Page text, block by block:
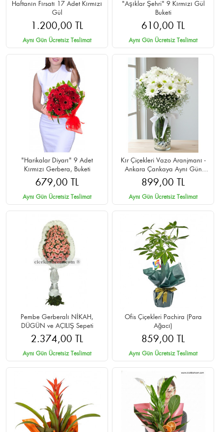
Haftanın Fırsatı 17 Adet Kırmızı
Gül
1.200,00 TL
Aynı Gün Ücretsiz Teslimat
"Aşıklar Şehri" 9 Kırmızı Gül
Buketi
610,00 TL
Aynı Gün Ücretsiz Teslimat
"Harikalar Diyarı" 9 Adet
Kırmızı Gerbera, Buketi
679,00 TL
Aynı Gün Ücretsiz Teslimat
Kır Çiçekleri Vazo Aranjmanı -
Ankara Çankaya Aynı Gün
Teslim
899,00 TL
Aynı Gün Ücretsiz Teslimat
Pembe Gerberalı NİKAH,
DÜGÜN ve AÇILIŞ Sepeti
2.374,00 TL
Aynı Gün Ücretsiz Teslimat
Ofis Çiçekleri Pachira (Para
Ağacı)
859,00 TL
Aynı Gün Ücretsiz Teslimat